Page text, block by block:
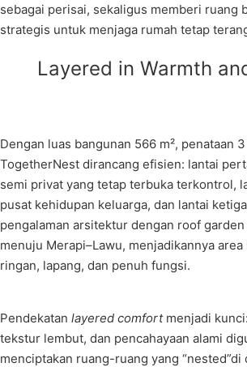
sebagai perisai, sekaligus memberi ruang
strategis untuk menjaga rumah tetap
Layered in Warmth
Dengan luas bangunan 566 m², penataan
TogetherNest dirancang efisien: lantai
semi privat yang tetap terbuka terkontrol,
pusat kehidupan keluarga, dan lantai
pengalaman arsitektur dengan roof
menuju Merapi–Lawu, menjadikannya area
ringan, lapang, dan penuh fungsi.
Pendekatan layered comfortmenjadi
tekstur lembut, dan pencahayaan alami
menciptakan ruang-ruang yang “nested”di